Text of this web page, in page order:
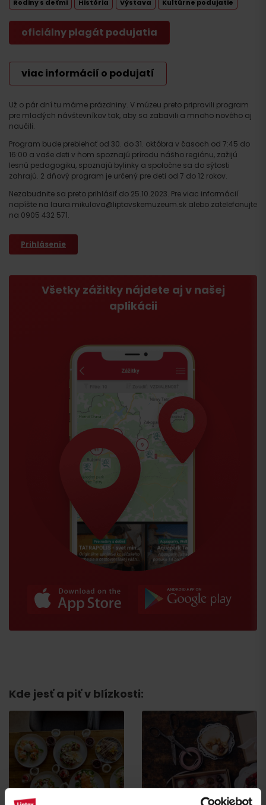
Už o pár dní tu máme prázdniny. V múzeu preto pripravili program
pre mladých návštevníkov tak, aby sa zabavili a mnoho nového aj
naučili.
Program bude prebiehať od 30. do 31. októbra v časoch od 7:45 do
16:00 a vaše deti v ňom spoznajú prírodu nášho regiónu, zažijú
lesnú pedagogiku, spoznajú bylinky a spoločne sa do sýtosti
zahrajú. 2 dňový program je určený pre deti od 7 do 12 rokov.
Nezabudnite sa preto prihlásiť do 25.10.2023. Pre viac informácií
napíšte na laura.mikulova@liptovskemuzeum.sk alebo zatelefonujte
na 0905 432 571.
Prihlásenie
Všetky zážitky nájdete aj v našej
aplikácii
História
Rodiny s deťmi Výstava Kultúrne podujatie
oficiálny plagát podujatia
viac informácií o podujatí
Kde jesť a piť v blízkosti:
Cool beans
Blaho od Aďky